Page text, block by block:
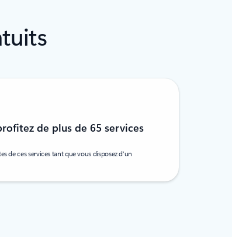
de plus de 65 services
de ces services tant que vous disposez d’un